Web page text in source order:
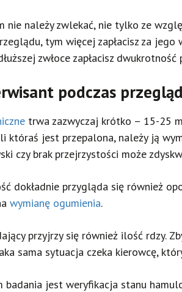
nie należy zwlekać, nie tylko ze
tym więcej zapłacisz za
zwłoce zapłacisz
podczas
trwa zazwyczaj krótko – 15-25
któraś jest przepalona, należy ją
czy brak przejrzystości może
dokładnie przygląda się również
wymianę ogumienia.
przyjrzy się również ilość rdzy.
sama sytuacja czeka kierowcę,
badania jest weryfikacja stanu